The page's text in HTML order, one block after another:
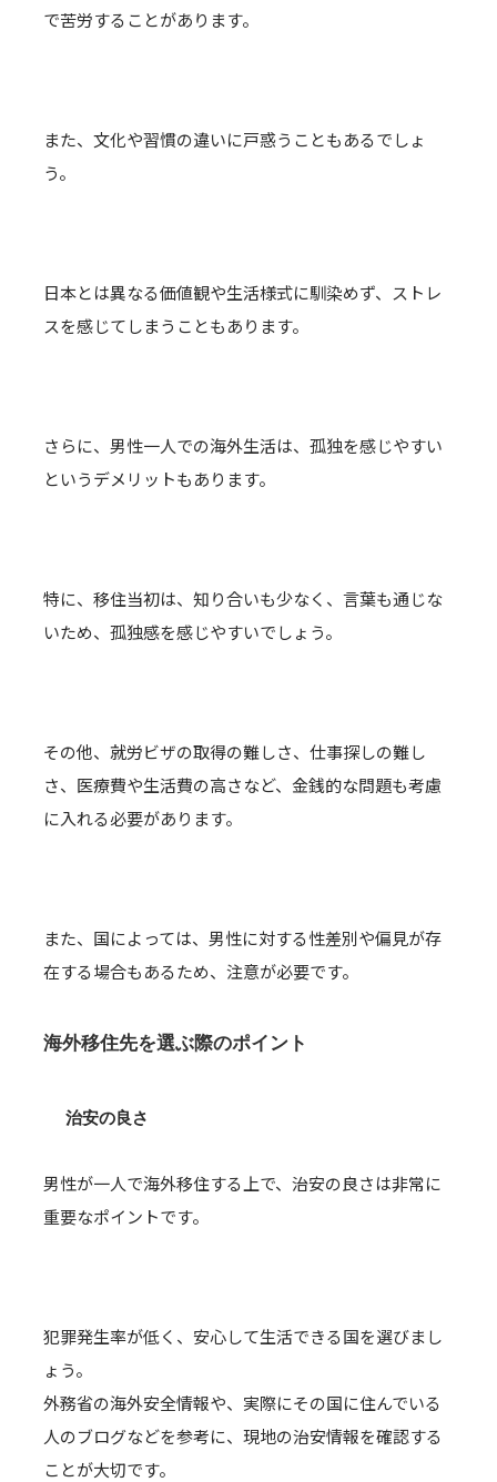
で苦労することがあります。
また、文化や習慣の違いに戸惑うこともあるでしょ
う。
日本とは異なる価値観や生活様式に馴染めず、ストレ
スを感じてしまうこともあります。
さらに、男性一人での海外生活は、孤独を感じやすい
というデメリットもあります。
特に、移住当初は、知り合いも少なく、言葉も通じな
いため、孤独感を感じやすいでしょう。
その他、就労ビザの取得の難しさ、仕事探しの難し
さ、医療費や生活費の高さなど、金銭的な問題も考慮
に入れる必要があります。
また、国によっては、男性に対する性差別や偏見が存
在する場合もあるため、注意が必要です。
海外移住先を選ぶ際のポイント
治安の良さ
男性が一人で海外移住する上で、治安の良さは非常に
重要なポイントです。
犯罪発生率が低く、安心して生活できる国を選びまし
ょう。
外務省の海外安全情報や、実際にその国に住んでいる
人のブログなどを参考に、現地の治安情報を確認する
ことが大切です。